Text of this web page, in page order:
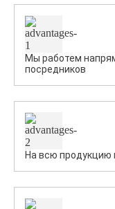
Мы работем
посредников
На всю продукцию